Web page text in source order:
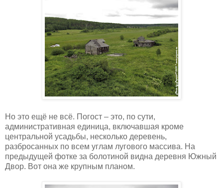
Но это ещё не всё. Погост – это, по сути,
административная единица, включавшая кроме
центральной усадьбы, несколько деревень,
разбросанных по всем углам лугового массива. На
предыдущей фотке за болотиной видна деревня Южный
Двор. Вот она же крупным планом.